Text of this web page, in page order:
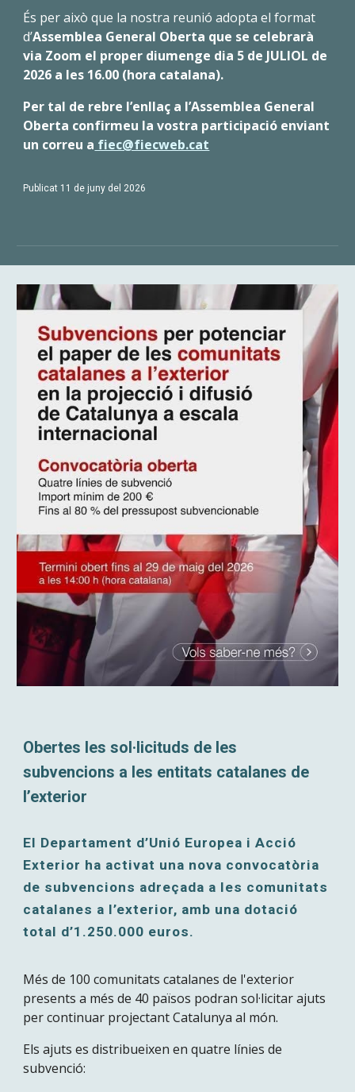
És per això que la nostra reunió adopta el format
d’Assemblea General Oberta que se celebrarà
via Zoom el proper diumenge dia 5 de JULIOL de
2026 a les 16.00 (hora catalana).
Per tal de rebre l’enllaç a l’Assemblea General
Oberta confirmeu la vostra participació enviant
un correu a fiec@fiecweb.cat
Publicat 11 de juny del 2026
Obertes les sol·licituds de les
subvencions a les entitats catalanes de
l’exterior
El Departament d’Unió Europea i Acció
Exterior ha activat una nova convocatòria
de subvencions adreçada a les comunitats
catalanes a l’exterior, amb una dotació
total d’1.250.000 euros.
Més de 100 comunitats catalanes de l'exterior
presents a més de 40 països podran sol·licitar ajuts
per continuar projectant Catalunya al món.
Els ajuts es distribueixen en quatre línies de
subvenció: